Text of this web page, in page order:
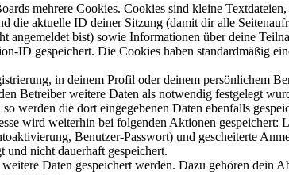
mehrere Cookies. Cookies sind kleine
die aktuelle ID deiner Sitzung (damit dir alle
angemeldet bist) sowie Informationen über deine
ID gespeichert. Die Cookies haben standardmäßig
in deinem Profil oder deinem persönlichem
Betreiber weitere Daten als notwendig festgelegt
werden die dort eingegebenen Daten ebenfalls
wird weiterhin bei folgenden Aktionen
Benutzer-Passwort) und gescheiterte
nicht dauerhaft gespeichert.
Daten gespeichert werden. Dazu gehören dein